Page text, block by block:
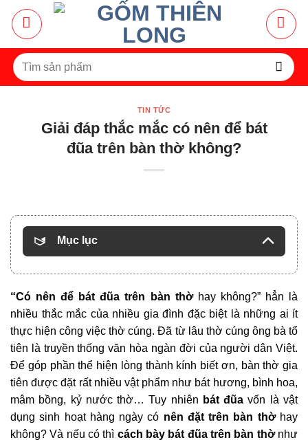
qua
dungTìm
kiếm:
TIN TỨC
Giải đáp thắc mắc có nên để bát
đũa trên bàn thờ không?
Mục lục
“Có nên để bát đũa trên bàn thờhay không?” hẳn là
nhiều thắc mắc của nhiều gia đình đặc biệt là những ai ít
thực hiện công việc thờ cúng. Đã từ lâu thờ cúng ông bà tổ
tiên là truyền thống văn hòa ngàn đời của người dân Việt.
Để góp phần thể hiện lòng thành kính biết ơn, bàn thờ gia
tiên được đặt rất nhiều vật phẩm như bát hương, bình hoa,
mâm bồng, kỷ nước thờ… Tuy nhiên bát đũa vốn là vật
dụng sinh hoạt hàng ngày có nên đặt trên bàn thờhay
không? Và nếu có thì cách bày bát đũa trên bàn thờnhư